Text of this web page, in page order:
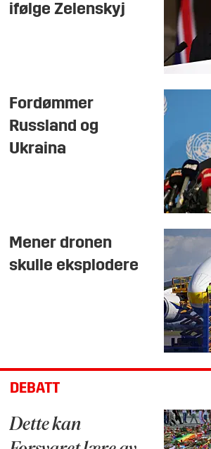
ifølge Zelenskyj
Fordømmer
Russland og
Ukraina
Mener dronen
skulle eksplodere
DEBATT
Dette kan